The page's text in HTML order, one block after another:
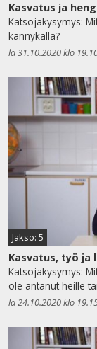
Kasvatus ja
Katsojakysymys:
kännykällä?
la 31.10.2020 klo
Jakso: 5
Kasvatus, työ ja
Katsojakysymys:
ole antanut heille
la 24.10.2020 klo